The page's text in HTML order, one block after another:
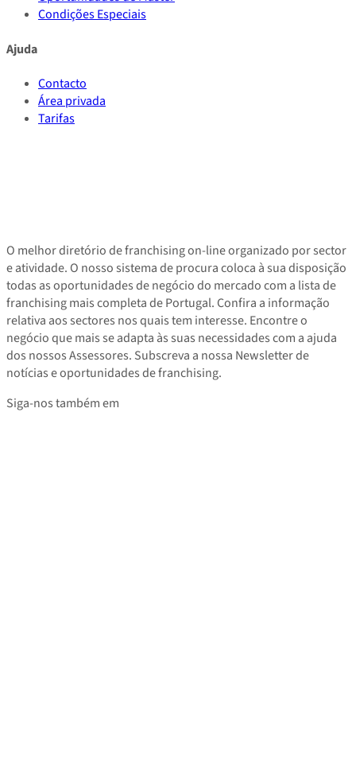
Condições Especiais
Ajuda
Contacto
Área privada
Tarifas
O melhor diretório de franchising on-line organizado por sector
e atividade. O nosso sistema de procura coloca à sua disposição
todas as oportunidades de negócio do mercado com a lista de
franchising mais completa de Portugal. Confira a informação
relativa aos sectores nos quais tem interesse. Encontre o
negócio que mais se adapta às suas necessidades com a ajuda
dos nossos Assessores. Subscreva a nossa Newsletter de
notícias e oportunidades de franchising.
Siga-nos também em